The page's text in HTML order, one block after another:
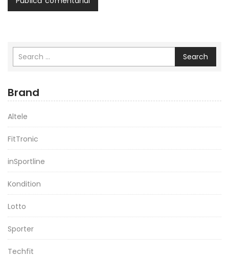
Search
Brand
Altele
FitTronic
inSportline
Kondition
Lotto
Sporter
Techfit